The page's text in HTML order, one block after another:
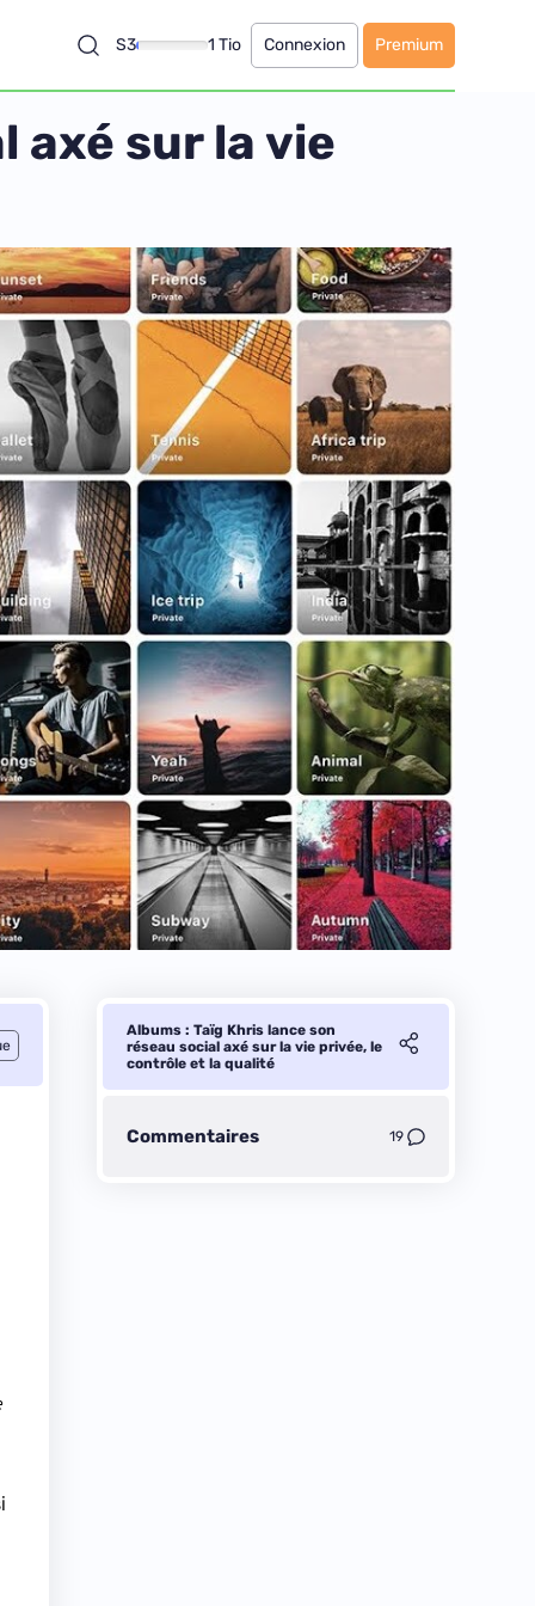
S3 1 Tio Connexion Premium
axé sur la vie
Albums : Taïg Khris lance son
réseau social axé sur la vie privée, le
contrôle et la qualité
Commentaires 19